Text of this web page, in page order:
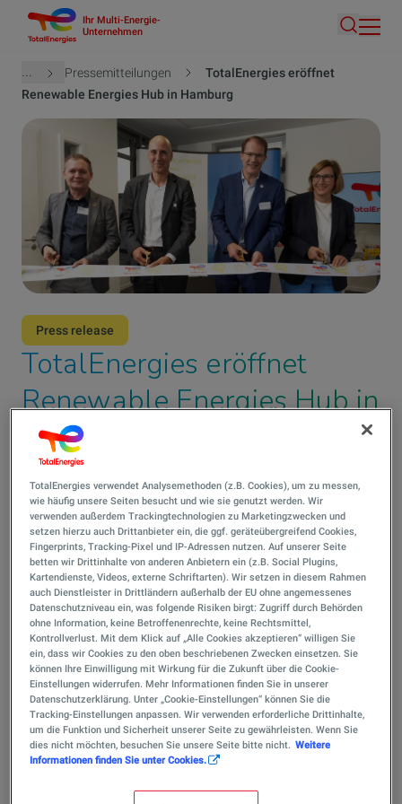
Inhalt
Ihr Multi-Energie-
Unternehmen
Suche
Pfadnavigation
... Pressemitteilungen
TotalEnergies eröffnet
Renewable Energies Hub in Hamburg
Press release
TotalEnergies eröffnet
Renewable Energies Hub in
Hamburg
Mit dem Renewable Energies Hub hat
TotalEnergies am 19. September 2024 in
der Hamburger Altstadt einen neuen
Regionalstandort eröffnet, der sich komplett
dem Ausbau der erneuerbaren Energien in
Deutschland widmet.
Veröffentlicht am 23/09/2024
1 MinLesezeit
Berlin, 23. September 2024– Mit dem Renewable
TotalEnergies verwendet Analysemethoden (z.B. Cookies), um zu messen,
wie häufig unsere Seiten besucht und wie sie genutzt werden. Wir
verwenden außerdem Trackingtechnologien zu Marketingzwecken und
setzen hierzu auch Drittanbieter ein, die ggf. geräteübergreifend Cookies,
Fingerprints, Tracking-Pixel und IP-Adressen nutzen. Auf unserer Seite
betten wir Drittinhalte von anderen Anbietern ein (z.B. Social Plugins,
Kartendienste, Videos, externe Schriftarten). Wir setzen in diesem Rahmen
auch Dienstleister in Drittländern außerhalb der EU ohne angemessenes
Datenschutzniveau ein, was folgende Risiken birgt: Zugriff durch Behörden
ohne Information, keine Betroffenenrechte, keine Rechtsmittel,
Kontrollverlust. Mit dem Klick auf „Alle Cookies akzeptieren“ willigen Sie
ein, dass wir Cookies zu den oben beschriebenen Zwecken einsetzen. Sie
können Ihre Einwilligung mit Wirkung für die Zukunft über die Cookie-
Einstellungen widerrufen. Mehr Informationen finden Sie in unserer
Datenschutzerklärung. Unter „Cookie-Einstellungen“ können Sie die
Tracking-Einstellungen anpassen. Wir verwenden erforderliche Drittinhalte,
um die Funktion und Sicherheit unserer Seite zu gewährleisten. Wenn Sie
dies nicht möchten, besuchen Sie unsere Seite bitte nicht. Weitere
Informationen finden Sie unter Cookies.